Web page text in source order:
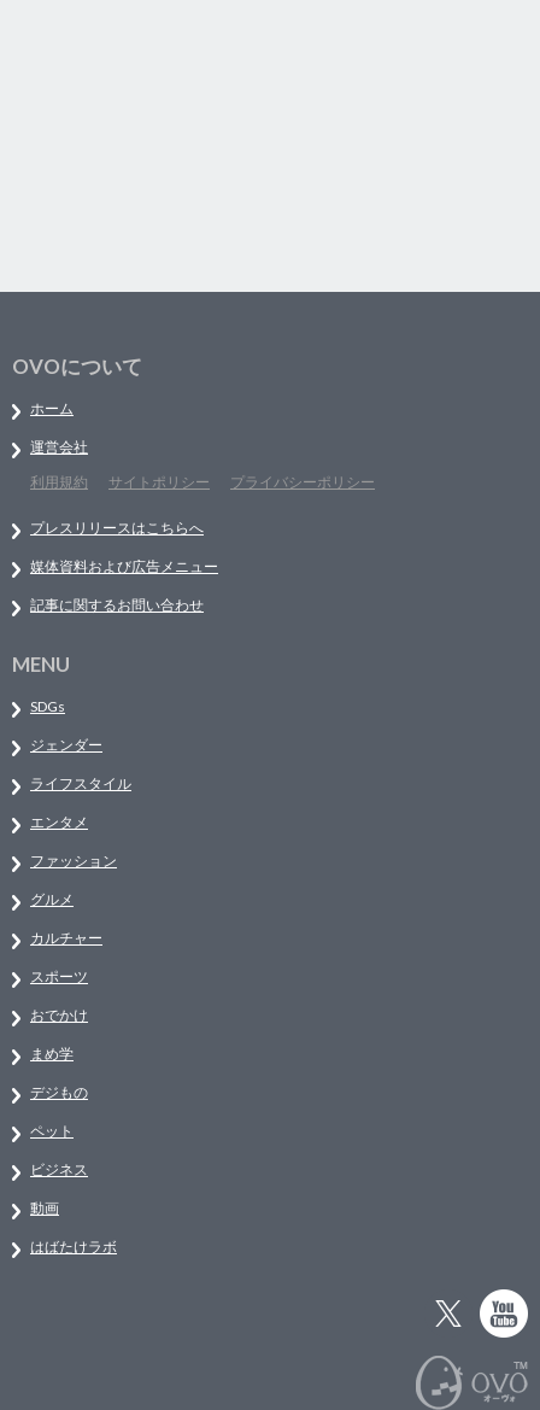
OVOについて
ホーム
運営会社
利用規約
サイトポリシー プライバシーポリシー
プレスリリースはこちらへ
媒体資料および広告メニュー
記事に関するお問い合わせ
MENU
SDGs
ジェンダー
ライフスタイル
エンタメ
ファッション
グルメ
カルチャー
スポーツ
おでかけ
まめ学
デジもの
ペット
ビジネス
動画
はばたけラボ